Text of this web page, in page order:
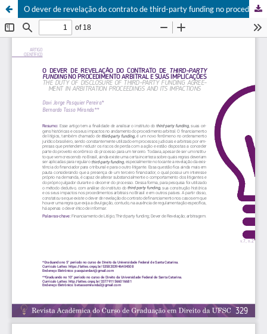
O dever de revelação do contrato de third-party funding no procedimento arbitral e suas implicações